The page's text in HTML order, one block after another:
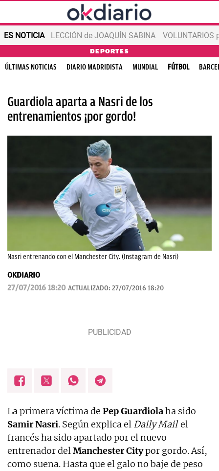
ES NOTICIA LECCIÓN de JOAQUÍN SABINA VOLUNTARIOS
DEPORTES
ÚLTIMAS NOTICIAS DIARIO MADRIDISTA MUNDIAL FÚTBOL
Guardiola aparta a Nasri de los
entrenamientos ¡por gordo!
Nasri entrenando con el Manchester City. (Instagram de Nasri)
OKDIARIO
27/07/2016 18:20 ACTUALIZADO: 27/07/2016 18:20
La primera víctima de Pep Guardiolaha sido
Samir Nasri. Según explica el Daily Mailel
francés ha sido apartado por el nuevo
entrenador delManchester Citypor gordo. Así,
como suena. Hasta que el galo no baje de peso